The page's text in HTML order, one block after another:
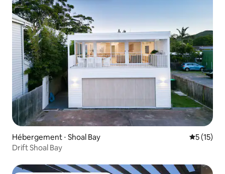
Hébergement ⋅ Shoal Bay
5 (15)
Drift Shoal Bay